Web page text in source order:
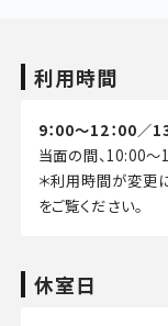
利用時間
9：00～12：00
当面の間、10:00～
＊利用時間が変更
をご覧ください。
休室日